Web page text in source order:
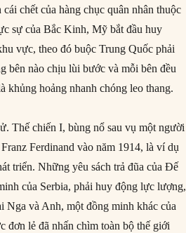
chết của hàng chục quân nhân thuộc
sự của Bắc Kinh, Mỹ bắt đầu huy
vực, theo đó buộc Trung Quốc phải
bên nào chịu lùi bước và mỗi bên đều
khủng hoảng nhanh chóng leo thang.
Thế chiến I, bùng nổ sau vụ một người
Ferdinand vào năm 1914, là ví dụ
triển. Những yêu sách trả đũa của Đế
của Serbia, phải huy động lực lượng,
và Anh, một đồng minh khác của
đơn lẻ đã nhấn chìm toàn bộ thế giới